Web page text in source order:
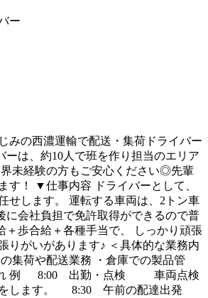
ー
みの西濃運輸で配送・集荷ドライバー
ーは、約10人で班を作り担当のエリア
未経験の方もご安心ください◎先輩
す！ ▼仕事内容 ドライバーとして、
せします。 運転する車両は、2トン車
に会社負担で免許取得ができるので普
＋歩合給＋各種手当で、 しっかり頑張
りがいがあります♪ ＜具体的な業務内
集荷や配送業務 ・倉庫での製品管
例 8:00 出勤・点検 車両点検
をします。 8:30 午前の配達出発